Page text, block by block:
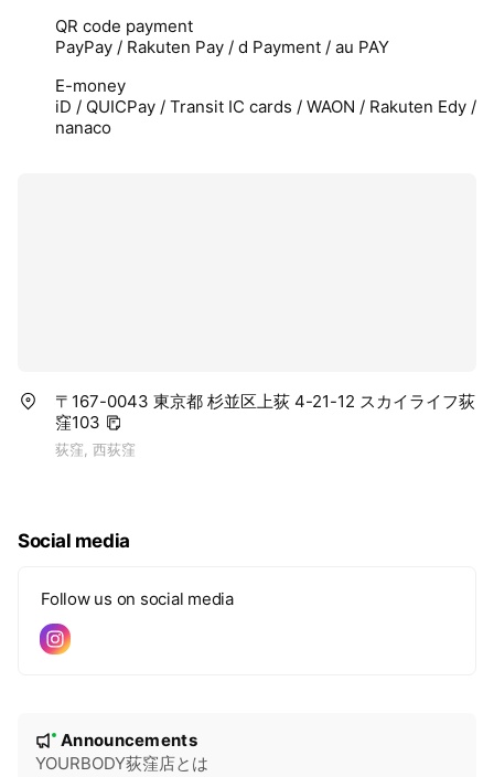
QR code payment
PayPay / Rakuten Pay / d Payment / au PAY
E-money
iD / QUICPay / Transit IC cards / WAON / Rakuten Edy /
nanaco
〒167-0043 東京都 杉並区上荻 4-21-12 スカイライフ荻
窪103
荻窪, 西荻窪
Social media
Follow us on social media
New
Announcements
YOURBODY荻窪店とは